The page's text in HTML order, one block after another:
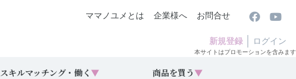
ママノユメとは 企業様へ お問合せ
新規登録 ログイン
本サイトはプロモーションを含みます
スキルマッチング・働く ▼ 商品を買う ▼